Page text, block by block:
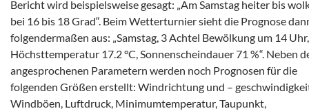
Bericht wird beispielsweise gesagt: „Am Samstag heiter bis
bei 16 bis 18 Grad“. Beim Wetterturnier sieht die Prognose
folgendermaßen aus: „Samstag, 3 Achtel Bewölkung um 14 Uhr,
Höchsttemperatur 17.2 °C, Sonnenscheindauer 71 %“. Neben
angesprochenen Parametern werden noch Prognosen für die
folgenden Größen erstellt: Windrichtung und –
Windböen, Luftdruck, Minimumtemperatur, Taupunkt,